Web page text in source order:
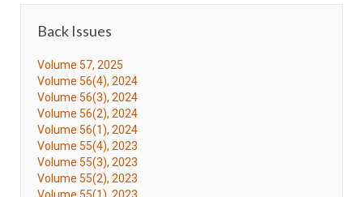
Back Issues
Volume 57, 2025
Volume 56(4), 2024
Volume 56(3), 2024
Volume 56(2), 2024
Volume 56(1), 2024
Volume 55(4), 2023
Volume 55(3), 2023
Volume 55(2), 2023